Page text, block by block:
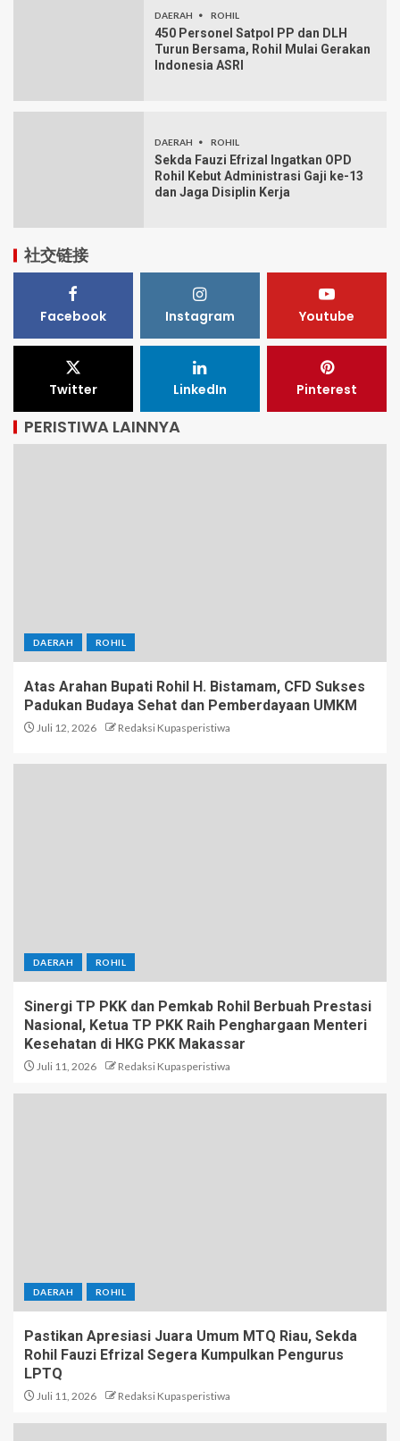
DAERAH ROHIL
450 Personel Satpol PP dan DLH
Turun Bersama, Rohil Mulai Gerakan
Indonesia ASRI
DAERAH ROHIL
Sekda Fauzi Efrizal Ingatkan OPD
Rohil Kebut Administrasi Gaji ke-13
dan Jaga Disiplin Kerja
社交链接
Facebook Instagram Youtube
Twitter LinkedIn Pinterest
PERISTIWA LAINNYA
DAERAH ROHIL
Atas Arahan Bupati Rohil H. Bistamam, CFD Sukses
Padukan Budaya Sehat dan Pemberdayaan UMKM
Juli 12, 2026 Redaksi Kupasperistiwa
DAERAH ROHIL
Sinergi TP PKK dan Pemkab Rohil Berbuah Prestasi
Nasional, Ketua TP PKK Raih Penghargaan Menteri
Kesehatan di HKG PKK Makassar
Juli 11, 2026 Redaksi Kupasperistiwa
DAERAH ROHIL
Pastikan Apresiasi Juara Umum MTQ Riau, Sekda
Rohil Fauzi Efrizal Segera Kumpulkan Pengurus
LPTQ
Juli 11, 2026 Redaksi Kupasperistiwa